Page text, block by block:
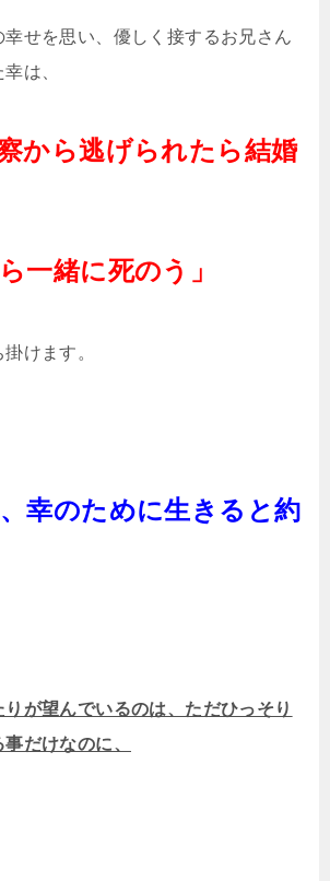
せを思い、優しく接するお兄さん
は、
察から逃げられたら結婚
一緒に死のう」
けます。
幸のために生きると約
が望んでいるのは、ただひっそり
だけなのに、